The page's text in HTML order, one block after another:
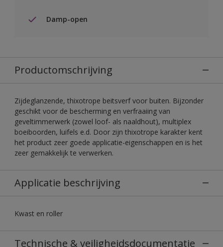
Damp-open
Productomschrijving
Zijdeglanzende, thixotrope beitsverf voor buiten. Bijzonder
geschikt voor de bescherming en verfraaiing van
geveltimmerwerk (zowel loof- als naaldhout), multiplex
boeiboorden, luifels e.d. Door zijn thixotrope karakter kent
het product zeer goede applicatie-eigenschappen en is het
zeer gemakkelijk te verwerken.
Applicatie beschrijving
Kwast en roller
Technische & veiligheidsdocumentatie